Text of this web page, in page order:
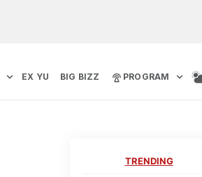
EX YU BIG BIZZ PROGRAM
TRENDING